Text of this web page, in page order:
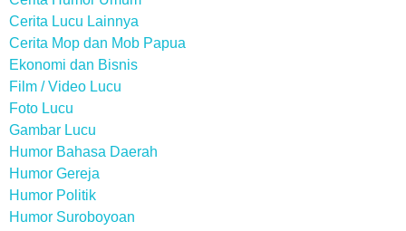
Cerita Lucu Lainnya
Cerita Mop dan Mob Papua
Ekonomi dan Bisnis
Film / Video Lucu
Foto Lucu
Gambar Lucu
Humor Bahasa Daerah
Humor Gereja
Humor Politik
Humor Suroboyoan